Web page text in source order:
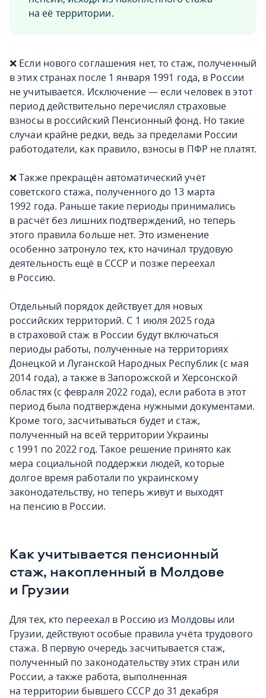
на её территории.
❌ Если нового соглашения нет, то стаж, полученный
в этих странах после 1 января 1991 года, в России
не учитывается. Исключение — если человек в этот
период действительно перечислял страховые
взносы в российский Пенсионный фонд. Но такие
случаи крайне редки, ведь за пределами России
работодатели, как правило, взносы в ПФР не платят.
❌ Также прекращён автоматический учёт
советского стажа, полученного до 13 марта
1992 года. Раньше такие периоды принимались
в расчёт без лишних подтверждений, но теперь
этого правила больше нет. Это изменение
особенно затронуло тех, кто начинал трудовую
деятельность ещё в СССР и позже переехал
в Россию.
Отдельный порядок действует для новых
российских территорий. С 1 июля 2025 года
в страховой стаж в России будут включаться
периоды работы, полученные на территориях
Донецкой и Луганской Народных Республик (с мая
2014 года), а также в Запорожской и Херсонской
областях (с февраля 2022 года), если работа в этот
период была подтверждена нужными документами.
Кроме того, засчитываться будет и стаж,
полученный на всей территории Украины
с 1991 по 2022 год. Такое решение принято как
мера социальной поддержки людей, которые
долгое время работали по украинскому
законодательству, но теперь живут и выходят
на пенсию в России.
Как учитывается пенсионный
стаж, накопленный в Молдове
и Грузии
Для тех, кто переехал в Россию из Молдовы или
Грузии, действуют особые правила учёта трудового
стажа. В первую очередь засчитывается стаж,
полученный по законодательству этих стран или
России, а также работа, выполненная
на территории бывшего СССР до 31 декабря